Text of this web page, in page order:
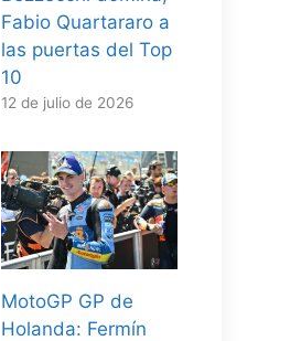
Fabio Quartararo a
las puertas del Top
10
12 de julio de 2026
MotoGP GP de
Holanda: Fermín